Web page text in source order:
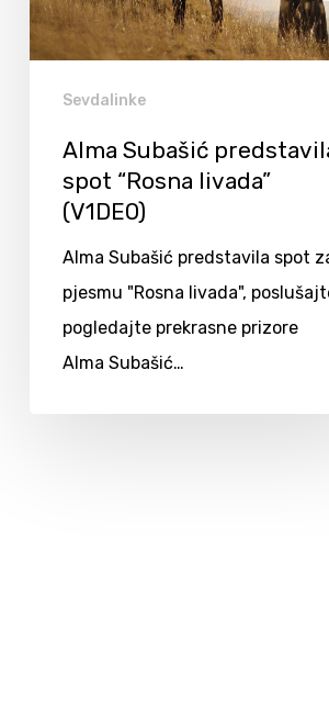
Sevdalinke
Alma Subašić
spot “Rosna livada”
(V1DEO)
Alma Subašić predstavila spot
pjesmu "Rosna livada",
pogledajte prekrasne prizore
Alma Subašić…